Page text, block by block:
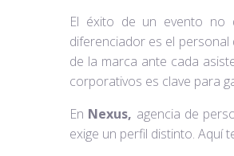
El éxito de un evento no
diferenciador es el personal
de la marca ante cada
corporativos es clave para
En Nexus, agencia de
exige un perfil distinto. Aquí